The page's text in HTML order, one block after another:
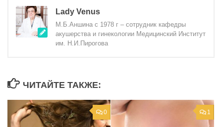
Lady Venus
М.Б.Аншина с 1978 г – сотрудник кафедры
акушерства и гинекологии Медицинский Институт
им. Н.И.Пирогова
ЧИТАЙТЕ ТАКЖЕ:
0 1